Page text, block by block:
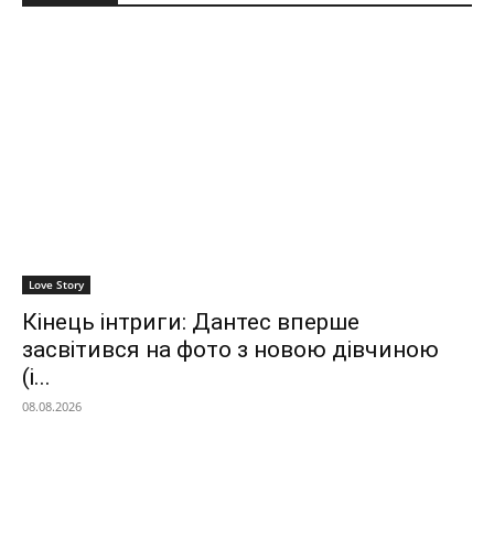
Love Story
Кінець інтриги: Дантес вперше
засвітився на фото з новою дівчиною
(і...
08.08.2026